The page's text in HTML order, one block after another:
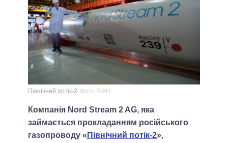
Північний потік-2 Фото РІАН
Компанія Nord Stream 2 AG, яка
займається прокладанням російського
газопроводу « Північний потік-2»,